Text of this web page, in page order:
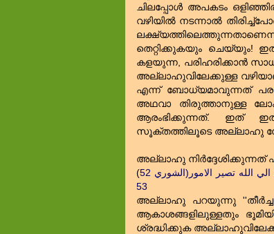
ചിലപ്പോള്‍ അപകടം
വഴിയില്‍ നടന്നാല്‍
തെറ്റിക്കുകയും ചെയ്യും!
കളയുന്ന, പരിഹരിക്കാന്‍
അല്ലാഹുവിലേക്കുള്ള
എന്ന് ബോധ്യമാവുന്നത്‌
അഥവാ തിരുത്താനുള്ള
ആരംഭിക്കുന്നത്‌. ഇത്‌
സൂക്തത്തിലൂടെ അല്ലാഹു നേര്‍
അല്ലാഹു
(وانك لتهدي الي صراط مستقيم صراط الله الذي له مافي السموات ومافي الارض الا الي الله تصير الامور(الشوري 52
53
അല്ലാഹു പറയുന്നു
ആകാശങ്ങളിലുള്ളതും
ശ്രദ്ധിക്കുക